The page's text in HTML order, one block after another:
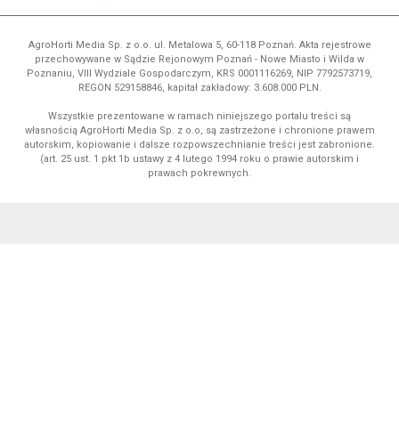
AgroHorti Media Sp. z o.o. ul. Metalowa 5, 60-118 Poznań. Akta rejestrowe
przechowywane w Sądzie Rejonowym Poznań - Nowe Miasto i Wilda w
Poznaniu, VIII Wydziale Gospodarczym, KRS 0001116269, NIP 7792573719,
REGON 529158846, kapitał zakładowy: 3.608.000 PLN.
Wszystkie prezentowane w ramach niniejszego portalu treści są
własnością AgroHorti Media Sp. z o.o, są zastrzeżone i chronione prawem
autorskim, kopiowanie i dalsze rozpowszechnianie treści jest zabronione.
(art. 25 ust. 1 pkt 1b ustawy z 4 lutego 1994 roku o prawie autorskim i
prawach pokrewnych.